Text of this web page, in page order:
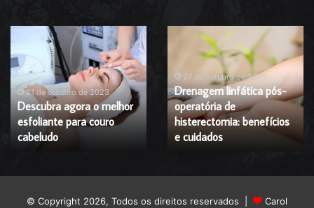
Descubra
o
melhor
esfoliante
para
couro
cabeludo
21 de outubro de 2023
Descubra agora o melhor
esfoliante para couro
cabeludo
Drenagem
operatória
de
histerectomia:
benefícios
27 de outubro de 2023
Drenagem linfática pós-
operatória de
histerectomia: benefícios
e cuidados
© Copyright 2026, Todos os direitos reservados | Carol